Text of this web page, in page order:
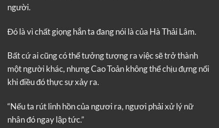
người.
Đó là vì chất giọng hắn ta đang nói là của Hà Thải Lâm.
Bất cứ ai cũng có thể tưởng tượng ra việc sẽ trở thành
một người khác, nhưng Cao Toản không thể chịu đựng nổi
khi điều đó thực sự xảy ra.
“Nếu ta rút linh hồn của ngươi ra, ngươi phải xử lý nữ
nhân đó ngay lập tức.”